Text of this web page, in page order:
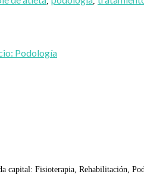
Podología
capital: Fisioterapia, Rehabilitación,